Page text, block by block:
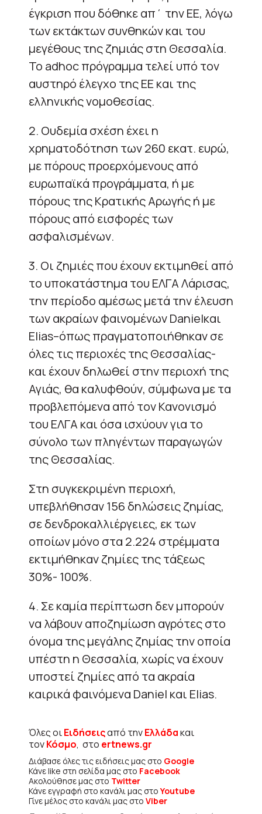
έγκριση που δόθηκε απ΄ την ΕΕ, λόγω
των εκτάκτων συνθηκών και του
μεγέθους της ζημιάς στη Θεσσαλία.
Το adhoc πρόγραμμα τελεί υπό τον
αυστηρό έλεγχο της ΕΕ και της
ελληνικής νομοθεσίας.
2. Ουδεμία σχέση έχει η
χρηματοδότηση των 260 εκατ. ευρώ,
με πόρους προερχόμενους από
ευρωπαϊκά προγράμματα, ή με
πόρους της Κρατικής Αρωγής ή με
πόρους από εισφορές των
ασφαλισμένων.
3. Οι ζημιές που έχουν εκτιμηθεί από
το υποκατάστημα του ΕΛΓΑ Λάρισας,
την περίοδο αμέσως μετά την έλευση
των ακραίων φαινομένων Danielκαι
Elias–όπως πραγματοποιήθηκαν σε
όλες τις περιοχές της Θεσσαλίας-
και έχουν δηλωθεί στην περιοχή της
Αγιάς, θα καλυφθούν, σύμφωνα με τα
προβλεπόμενα από τον Κανονισμό
του ΕΛΓΑ και όσα ισχύουν για το
σύνολο των πληγέντων παραγωγών
της Θεσσαλίας.
Στη συγκεκριμένη περιοχή,
υπεβλήθησαν 156 δηλώσεις ζημίας,
σε δενδροκαλλιέργειες, εκ των
οποίων μόνο στα 2.224 στρέμματα
εκτιμήθηκαν ζημίες της τάξεως
30%- 100%.
4. Σε καμία περίπτωση δεν μπορούν
να λάβουν αποζημίωση αγρότες στο
όνομα της μεγάλης ζημίας την οποία
υπέστη η Θεσσαλία, χωρίς να έχουν
υποστεί ζημίες από τα ακραία
καιρικά φαινόμενα Daniel και Elias.
Όλες οιΕιδήσειςαπό τηνΕλλάδακαι
τονΚόσμο, στο ertnews.gr
Διάβασε όλες τις ειδήσεις μας στο Google
Κάνε like στη σελίδα μας στο Facebook
Ακολούθησε μας στο Twitter
Κάνε εγγραφή στο κανάλι μας στοYoutube
Γίνε μέλος στο κανάλι μας στο Viber